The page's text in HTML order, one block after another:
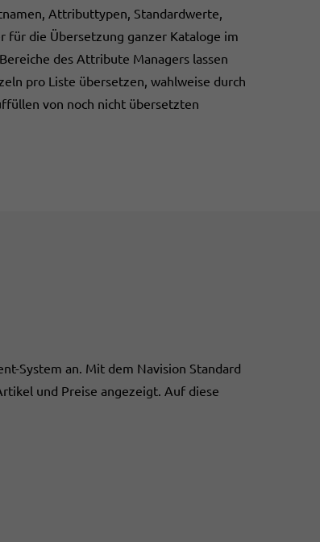
Attributtypen, Standardwerte,
für die Übersetzung ganzer Kataloge im
des Attribute Managers lassen
pro Liste übersetzen, wahlweise durch
von noch nicht übersetzten
System an. Mit dem Navision Standard
und Preise angezeigt. Auf diese